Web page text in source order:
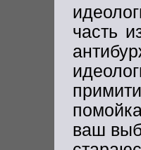
часть
ваш